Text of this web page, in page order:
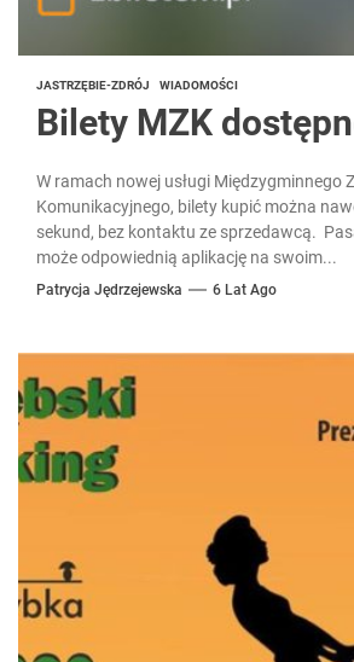
JASTRZĘBIE-ZDRÓJ WIADOMOŚCI
Bilety MZK
W ramach nowej usługi Międzygminnego
Komunikacyjnego, bilety kupić można
sekund, bez kontaktu ze sprzedawcą.
może odpowiednią aplikację na swoim...
Patrycja Jędrzejewska 6 Lat Ago